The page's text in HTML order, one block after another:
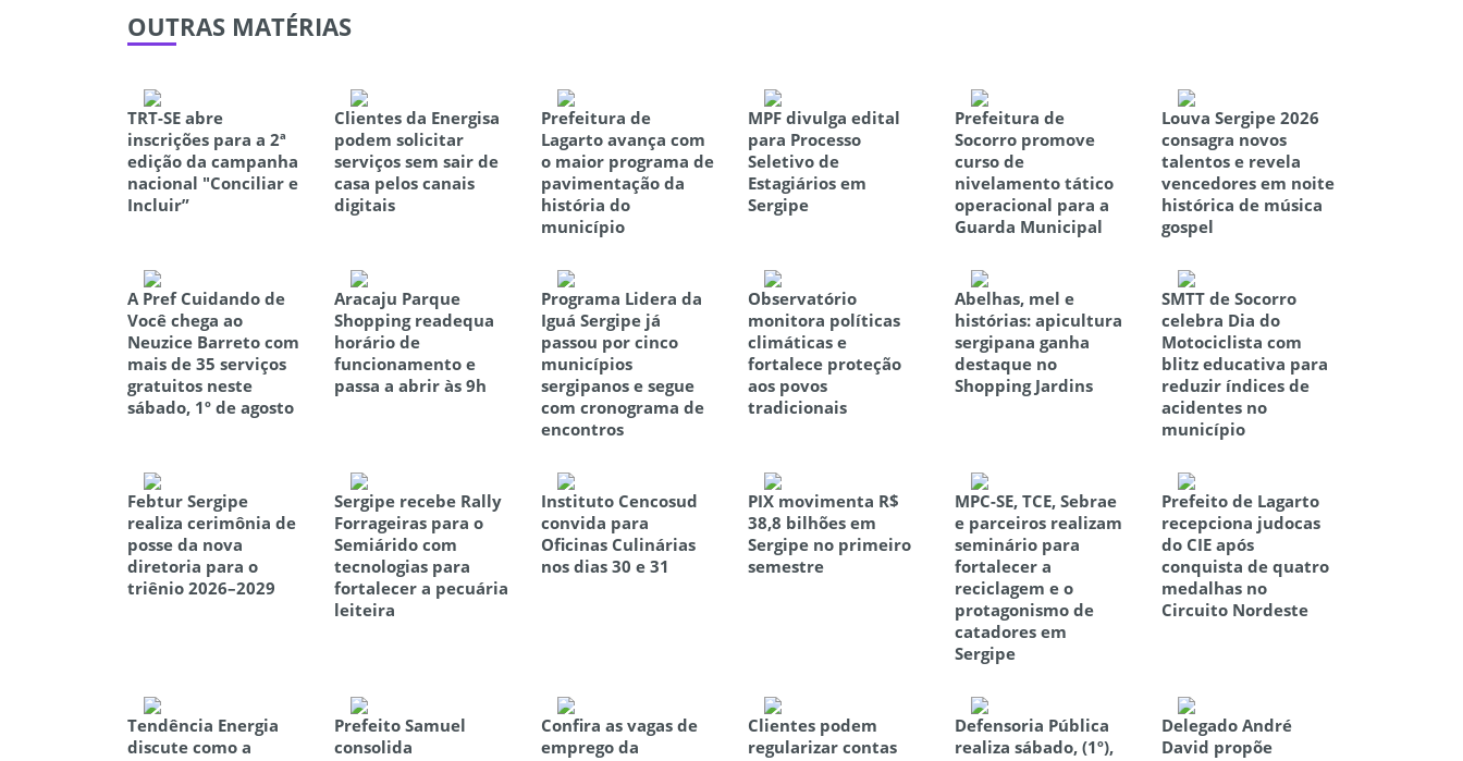
OUTRAS MATÉRIAS
TRT-SE abre
inscrições para a 2ª
edição da campanha
nacional "Conciliar e
Incluir”
Clientes da Energisa
podem solicitar
serviços sem sair de
casa pelos canais
digitais
Prefeitura de
Lagarto avança com
o maior programa de
pavimentação da
história do
município
MPF divulga edital
para Processo
Seletivo de
Estagiários em
Sergipe
Prefeitura de
Socorro promove
curso de
nivelamento tático
operacional para a
Guarda Municipal
Louva Sergipe 2026
consagra novos
talentos e revela
vencedores em noite
histórica de música
gospel
A Pref Cuidando de
Você chega ao
Neuzice Barreto com
mais de 35 serviços
gratuitos neste
sábado, 1º de agosto
Aracaju Parque
Shopping readequa
horário de
funcionamento e
passa a abrir às 9h
Programa Lidera da
Iguá Sergipe já
passou por cinco
municípios
sergipanos e segue
com cronograma de
encontros
Observatório
monitora políticas
climáticas e
fortalece proteção
aos povos
tradicionais
Abelhas, mel e
histórias: apicultura
sergipana ganha
destaque no
Shopping Jardins
SMTT de Socorro
celebra Dia do
Motociclista com
blitz educativa para
reduzir índices de
acidentes no
município
Febtur Sergipe
realiza cerimônia de
posse da nova
diretoria para o
triênio 2026–2029
Sergipe recebe Rally
Forrageiras para o
Semiárido com
tecnologias para
fortalecer a pecuária
leiteira
Instituto Cencosud
convida para
Oficinas Culinárias
nos dias 30 e 31
PIX movimenta R$
38,8 bilhões em
Sergipe no primeiro
semestre
MPC-SE, TCE, Sebrae
e parceiros realizam
seminário para
fortalecer a
reciclagem e o
protagonismo de
catadores em
Sergipe
Prefeito de Lagarto
recepciona judocas
do CIE após
conquista de quatro
medalhas no
Circuito Nordeste
Tendência Energia
discute como a
Prefeito Samuel
consolida
Confira as vagas de
emprego da
Clientes podem
regularizar contas
Defensoria Pública
realiza sábado, (1º),
Delegado André
David propõe